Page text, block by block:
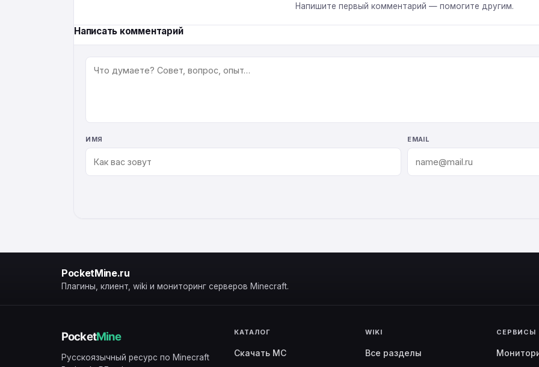
Напишите первый комментарий — помогите другим.
Написать комментарий
КОММЕНТАРИЙ
ИМЯ EMAIL
PocketMine.ru
Плагины, клиент, wiki и мониторинг серверов Minecraft.
Русскоязычный ресурс по Minecraft
КАТАЛОГ
Скачать MC
WIKI
Все разделы
СЕРВИСЫ